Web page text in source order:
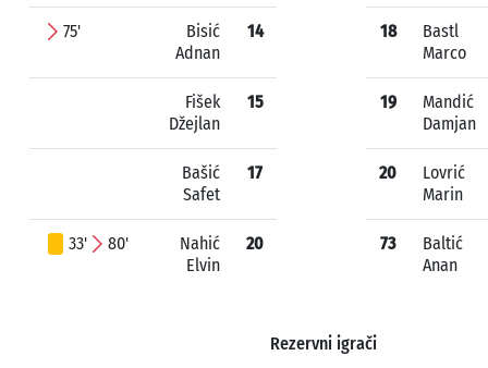
75'
Bisić
Adnan
14
Fišek
Džejlan
15
Bašić
Safet
17
33' 80'
Nahić
Elvin
20
18
Bastl
Marco
19
Mandić
Damjan
20
Lovrić
Marin
73
Baltić
Anan
Rezervni igrači